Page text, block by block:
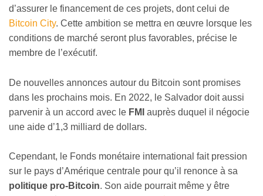
d’assurer le financement de ces projets, dont celui de
Bitcoin City. Cette ambition se mettra en œuvre lorsque les
conditions de marché seront plus favorables, précise le
membre de l’exécutif.
De nouvelles annonces autour du Bitcoin sont promises
dans les prochains mois. En 2022, le Salvador doit aussi
parvenir à un accord avec le FMI auprès duquel il négocie
une aide d’1,3 milliard de dollars.
Cependant, le Fonds monétaire international fait pression
sur le pays d’Amérique centrale pour qu’il renonce à sa
politique pro-Bitcoin. Son aide pourrait même y être